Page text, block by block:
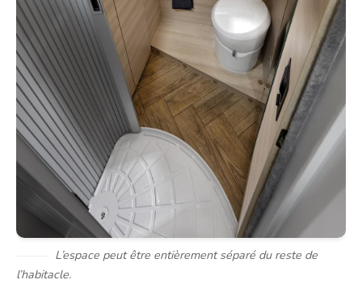
L’espace peut être entièrement séparé du reste de
l’habitacle.